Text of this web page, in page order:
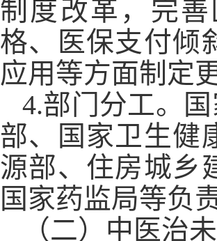
制度改革，完
格、医保支付倾
应用等方面制定
4.部门分工。
部、国家卫生健
源部、住房城乡
国家药监局等负
（二）中医治